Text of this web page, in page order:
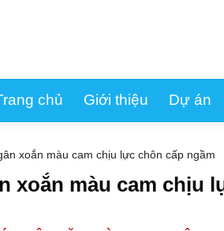
chủ Giới thiệu Dự án
xoắn màu cam chịu lực chôn cấp ngầm
xoắn màu cam chịu